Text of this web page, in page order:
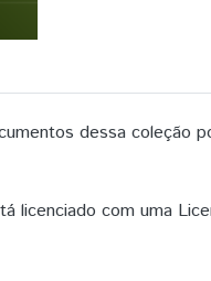
dessa coleção
licenciado com uma